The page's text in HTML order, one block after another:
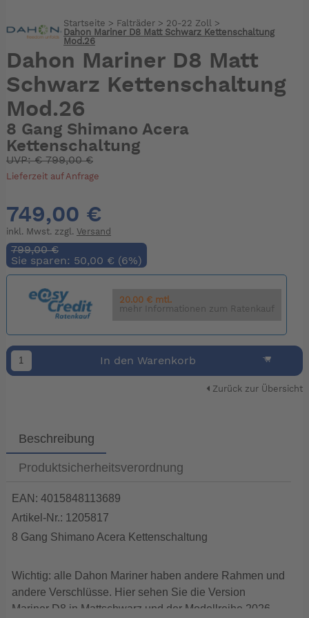
Startseite > Falträder > 20-22 Zoll >
Dahon Mariner D8 Matt Schwarz Kettenschaltung
Mod.26
Dahon Mariner D8 Matt
Schwarz Kettenschaltung
Mod.26
8 Gang Shimano Acera
Kettenschaltung
UVP:€799,00 €
Lieferzeit auf Anfrage
749,00 €
inkl. Mwst. zzgl. Versand
799,00 €
Sie sparen: 50,00 € (6%)
20.00 € mtl.
mehr Informationen zum Ratenkauf
In den Warenkorb
Zurück zur Übersicht
Beschreibung
Produktsicherheitsverordnung
EAN: 4015848113689
Artikel-Nr.: 1205817
8 Gang Shimano Acera Kettenschaltung
Wichtig: alle Dahon Mariner haben andere Rahmen und
andere Verschlüsse. Hier sehen Sie die Version
Mariner D8 in Mattschwarz und der Modellreihe 2026.